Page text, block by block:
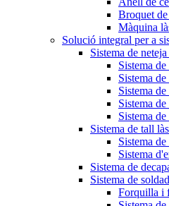
Broquet
Màquina
Solució integral per a
Sistema de
Sistema
Sistema
Sistema
Sistema
Sistema
Sistema de tall
Sistema
Sistema
Sistema de
Sistema de
Forquilla i